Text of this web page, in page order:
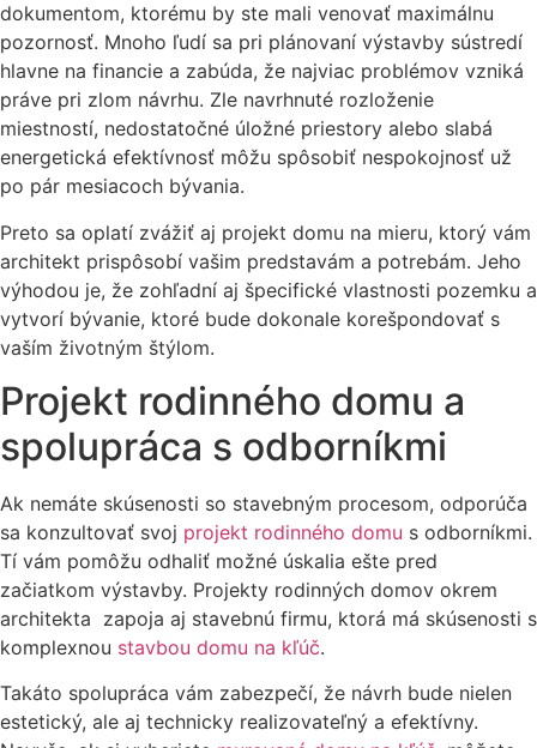
dokumentom, ktorému by ste mali venovať maximálnu
pozornosť. Mnoho ľudí sa pri plánovaní výstavby sústredí
hlavne na financie a zabúda, že najviac problémov vzniká
práve pri zlom návrhu. Zle navrhnuté rozloženie
miestností, nedostatočné úložné priestory alebo slabá
energetická efektívnosť môžu spôsobiť nespokojnosť už
po pár mesiacoch bývania.
Preto sa oplatí zvážiť aj projekt domu na mieru, ktorý vám
architekt prispôsobí vašim predstavám a potrebám. Jeho
výhodou je, že zohľadní aj špecifické vlastnosti pozemku a
vytvorí bývanie, ktoré bude dokonale korešpondovať s
vaším životným štýlom.
Projekt rodinného domu a
spolupráca s odborníkmi
Ak nemáte skúsenosti so stavebným procesom, odporúča
sa konzultovať svoj projekt rodinného domu s odborníkmi.
Tí vám pomôžu odhaliť možné úskalia ešte pred
začiatkom výstavby. Projekty rodinných domov okrem
architekta zapoja aj stavebnú firmu, ktorá má skúsenosti s
komplexnou stavbou domu na kľúč.
Takáto spolupráca vám zabezpečí, že návrh bude nielen
estetický, ale aj technicky realizovateľný a efektívny.